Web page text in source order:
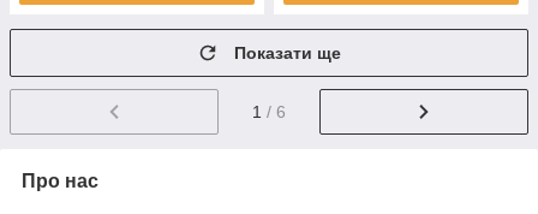
Показати ще
1 / 6
Про нас